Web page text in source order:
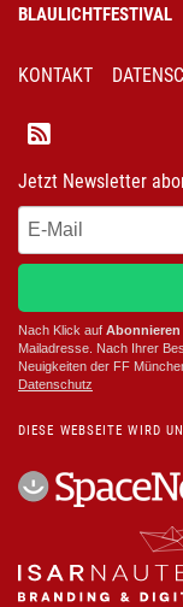
BLAULICHTFESTIVAL
KONTAKT
Jetzt Newsletter
Nach Klick auf Abonnieren
Mailadresse. Nach Ihrer
Neuigkeiten der FF
Datenschutz
DIESE WEBSEITE WIRD